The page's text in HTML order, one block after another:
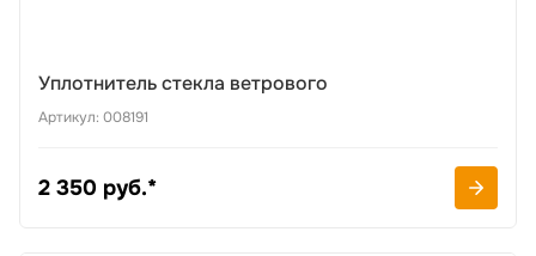
Уплотнитель стекла ветрового
Артикул: 008191
2 350 руб.*